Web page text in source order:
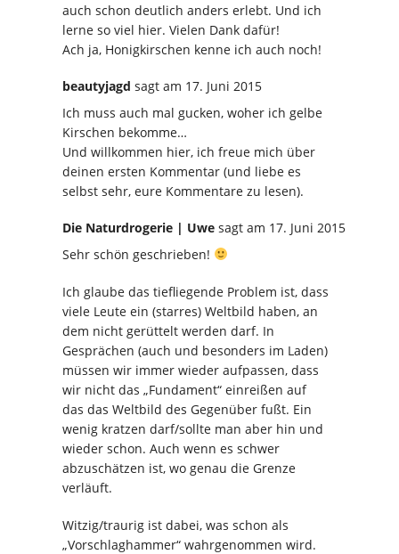
auch schon deutlich anders erlebt. Und ich
lerne so viel hier. Vielen Dank dafür!
Ach ja, Honigkirschen kenne ich auch noch!
beautyjagd sagt am 17. Juni 2015
Ich muss auch mal gucken, woher ich gelbe
Kirschen bekomme…
Und willkommen hier, ich freue mich über
deinen ersten Kommentar (und liebe es
selbst sehr, eure Kommentare zu lesen).
Die Naturdrogerie | Uwe sagt am 17. Juni 2015
Sehr schön geschrieben!
Ich glaube das tiefliegende Problem ist, dass
viele Leute ein (starres) Weltbild haben, an
dem nicht gerüttelt werden darf. In
Gesprächen (auch und besonders im Laden)
müssen wir immer wieder aufpassen, dass
wir nicht das „Fundament“ einreißen auf
das das Weltbild des Gegenüber fußt. Ein
wenig kratzen darf/sollte man aber hin und
wieder schon. Auch wenn es schwer
abzuschätzen ist, wo genau die Grenze
verläuft.
Witzig/traurig ist dabei, was schon als
„Vorschlaghammer“ wahrgenommen wird.